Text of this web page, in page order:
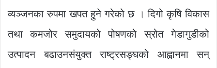
व्यञ्जनका रुपमा खपत हुने गरेको छ । दिगो कृषि विकास
तथा कमजोर समुदायको पोषणको स्रोत गेडागुडीको
उत्पादन बढाउनसंयुक्त राष्ट्रसङ्घको आह्वानमा सन्